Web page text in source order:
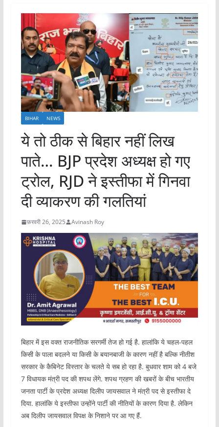
BIHAR NEWS
ये तो ठीक से बिहार नहीं लिख
पाते… BJP प्रदेश अध्यक्ष हो गए
ट्रोल, RJD ने इस्तीफा में गिनवा
दी व्याकरण की गलतियां
फ़रवरी 26, 2025 Avinash Roy
बिहार में इस वक्त राजनीतिक सरगर्मी तेज हो गई है. हालांकि ये चहल-पहल
किसी के पाला बदलने या किसी के बयानबाजी के कारण नहीं है बल्कि नीतीश
सरकार के कैबिनेट विस्तार के चलते ये सब हो रहा है. बुधवार शाम को 4 बजे
7 विधायक मंत्री पद की शपथ लेंगे. शपथ ग्रहण की खबरों के बीच भारतीय
जनता पार्टी के प्रदेश अध्यक्ष दिलीप जायसवाल ने मंत्री पद से इस्तीफा दे
दिया. हालांकि ये इस्तीफा उन्होंने पार्टी की नीतियों के कारण दिया है. लेकिन
अब दिलीप जायसवाल विपक्ष के निशाने पर आ गए हैं.